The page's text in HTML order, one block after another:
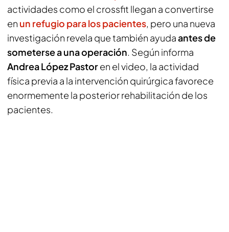
actividades como el crossfit llegan a convertirse
en un refugio para los pacientes, pero una nueva
investigación revela que también ayudaantes de
someterse a una operación. Según informa
Andrea López Pastoren el video, la actividad
física previa a la intervención quirúrgica favorece
enormemente la posterior rehabilitación de los
pacientes.